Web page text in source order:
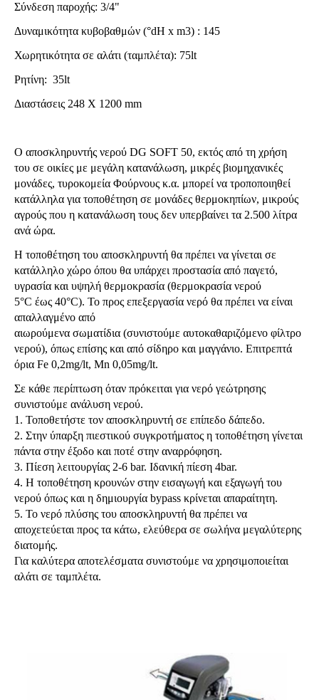
Σύνδεση παροχής: 3/4"
Δυναμικότητα κυβοβαθμών (°dH x m3) : 145
Χωρητικότητα σε αλάτι (ταμπλέτα): 75lt
Ρητίνη: 35lt
Διαστάσεις 248 Χ 1200 mm
Ο αποσκληρυντής νερού DG SOFT 50, εκτός από τη χρήση
του σε οικίες με μεγάλη κατανάλωση, μικρές βιομηχανικές
μονάδες, τυροκομεία Φούρνους κ.α. μπορεί να τροποποιηθεί
κατάλληλα για τοποθέτηση σε μονάδες θερμοκηπίων, μικρούς
αγρούς που η κατανάλωση τους δεν υπερβαίνει τα 2.500 λίτρα
ανά ώρα.
Η τοποθέτηση του αποσκληρυντή θα πρέπει να γίνεται σε
κατάλληλο χώρο όπου θα υπάρχει προστασία από παγετό,
υγρασία και υψηλή θερμοκρασία (θερμοκρασία νερού
5°C έως 40°C). Το προς επεξεργασία νερό θα πρέπει να είναι
απαλλαγμένο από
αιωρούμενα σωματίδια (συνιστούμε αυτοκαθαριζόμενο φίλτρο
νερού), όπως επίσης και από σίδηρο και μαγγάνιο. Επιτρεπτά
όρια Fe 0,2mg/lt, Mn 0,05mg/lt.
Σε κάθε περίπτωση όταν πρόκειται για νερό γεώτρησης
συνιστούμε ανάλυση νερού.
1. Τοποθετήστε τον αποσκληρυντή σε επίπεδο δάπεδο.
2. Στην ύπαρξη πιεστικού συγκροτήματος η τοποθέτηση γίνεται
πάντα στην έξοδο και ποτέ στην αναρρόφηση.
3. Πίεση λειτουργίας 2-6 bar. Ιδανική πίεση 4bar.
4. Η τοποθέτηση κρουνών στην εισαγωγή και εξαγωγή του
νερού όπως και η δημιουργία bypass κρίνεται απαραίτητη.
5. Το νερό πλύσης του αποσκληρυντή θα πρέπει να
αποχετεύεται προς τα κάτω, ελεύθερα σε σωλήνα μεγαλύτερης
διατομής.
Για καλύτερα αποτελέσματα συνιστούμε να χρησιμοποιείται
αλάτι σε ταμπλέτα.